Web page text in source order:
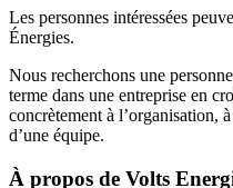
Les personnes intéressées
Énergies.
Nous recherchons une
terme dans une entreprise en
concrètement à l’organisation,
d’une équipe.
À propos de Volts